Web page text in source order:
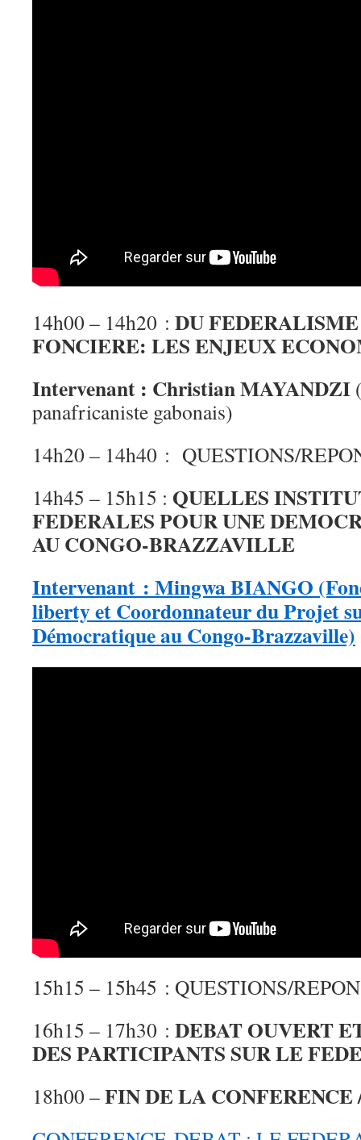
14h00 – 14h20 : DU
FONCIERE: LES ENJEUX
Intervenant : Christian MAYANDZI
panafricaniste gabonais)
14h20 – 14h40 : QUESTIONS/
14h45 – 15h15 : QUELLES
FEDERALES POUR UNE
AU CONGO-BRAZZAVILLE
Intervenant : Mingwa BIANGO
liberty et Coordonnateur du Projet
Démocratique au Congo-Brazzaville)
15h15 – 15h45 : QUESTIONS/
16h15 – 17h30 : DEBAT OUVERT
DES PARTICIPANTS SUR LE
18h00 –FIN DE LA